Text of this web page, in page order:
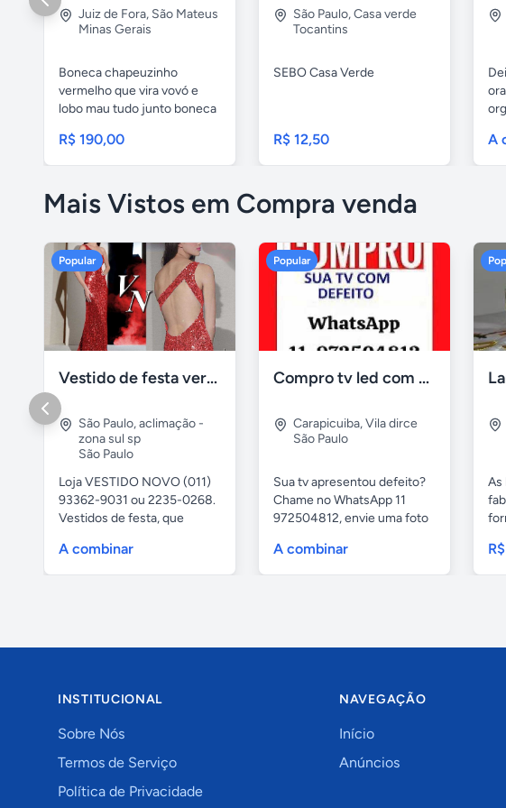
Juiz de Fora, São Mateus
Minas Gerais
Boneca chapeuzinho
vermelho que vira vovó e
lobo mau tudo junto boneca
R$ 190,00
São Paulo,Casa verde
Tocantins
SEBO Casa Verde
R$ 12,50 A
Mais Vistos em Compra venda
Popular
Vestido de festa vermelho com brilho e pedraria
São Paulo,aclimação -
zona sul sp
São Paulo
Loja VESTIDO NOVO (011)
93362-9031 ou 2235-0268.
Vestidos de festa, que
A combinar
Popular
Compro tv led com defeito
Carapicuiba,Vila dirce
São Paulo
Sua tv apresentou defeito?
Chame no WhatsApp 11
972504812, envie uma foto
A combinar
As
INSTITUCIONAL
Sobre Nós
Termos de Serviço
Política de Privacidade
NAVEGAÇÃO
Início
Anúncios